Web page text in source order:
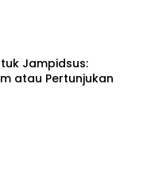
Jampidsus:
atau Pertunjukan